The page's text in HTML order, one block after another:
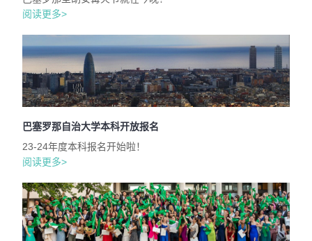
阅读更多>
巴塞罗那自治大学本科开放报名
23-24年度本科报名开始啦！
阅读更多>